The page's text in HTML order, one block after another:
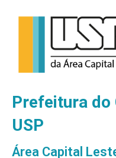
Prefeitura do
USP
Área Capital